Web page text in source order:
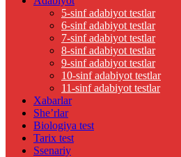
5-sinf adabiyot testlar
6-sinf adabiyot testlar
7-sinf adabiyot testlar
8-sinf adabiyot testlar
9-sinf adabiyot testlar
10-sinf adabiyot testlar
11-sinf adabiyot testlar
Xabarlar
She’rlar
Biologiya test
Tarix test
Ssenariy